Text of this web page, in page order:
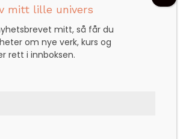
kunstner, inspirator,
som formidler
– til å leve det livet som vi
mitt lille univers
mitt, så får du
om nye verk, kurs og
rett i innboksen.